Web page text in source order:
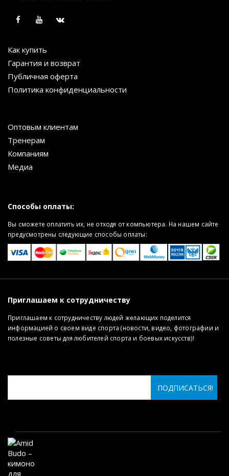
Как купить
Гарантия и возврат
Публичная оферта
Политика конфиденциальности
Оптовым клиентам
Тренерам
Компаниям
Медиа
Способы оплаты:
Вы сможете оплатить их, не отходя от компьютера. На нашем сайте
предусмотрены следующие способы оплаты:
Приглашаем к сотрудничеству
Приглашаем к сотрудничеству людей желающих поделится
информацией о своем виде спорта (новости, видео, фотографии и
полезные советы для любителей спорта и боевых искусств)!